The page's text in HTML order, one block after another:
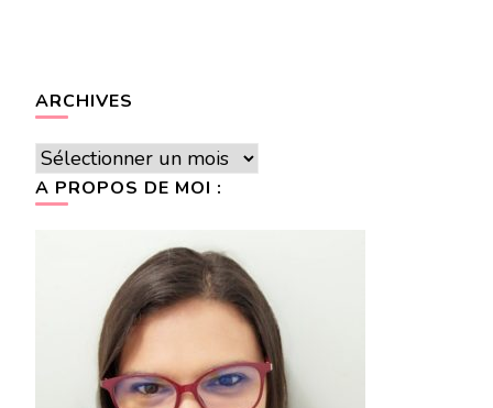
ARCHIVES
Archives
A PROPOS DE MOI :